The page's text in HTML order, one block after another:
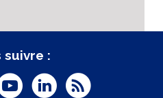
suivre :
Y
L
R